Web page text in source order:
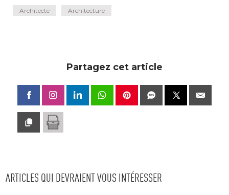
Architecte Architecture
Partagez cet article
ARTICLES QUI DEVRAIENT VOUS INTÉRESSER